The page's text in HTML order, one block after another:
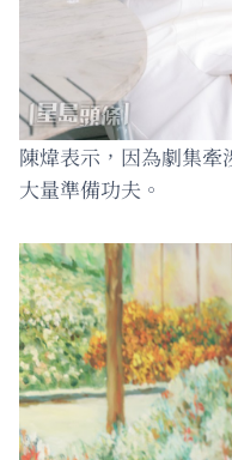
陳煒表示，因為劇集
大量準備功夫。